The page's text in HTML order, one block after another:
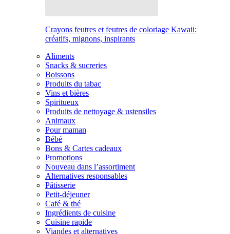
Crayons feutres et feutres de coloriage Kawaii:
créatifs, mignons, inspirants
Aliments
Snacks & sucreries
Boissons
Produits du tabac
Vins et bières
Spiritueux
Produits de nettoyage & ustensiles
Animaux
Pour maman
Bébé
Bons & Cartes cadeaux
Promotions
Nouveau dans l’assortiment
Alternatives responsables
Pâtisserie
Petit-déjeuner
Café & thé
Ingrédients de cuisine
Cuisine rapide
Viandes et alternatives